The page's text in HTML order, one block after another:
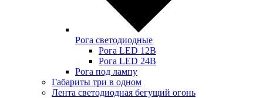
Рога светодиодные
Рога LED 12В
Рога LED 24В
Рога под лампу
Габариты три в одном
Лента светодиодная бегущий огонь